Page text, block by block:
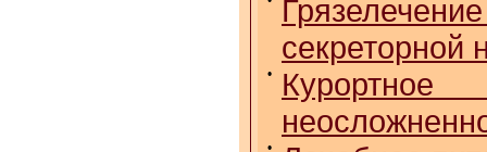
секреторной
•
•